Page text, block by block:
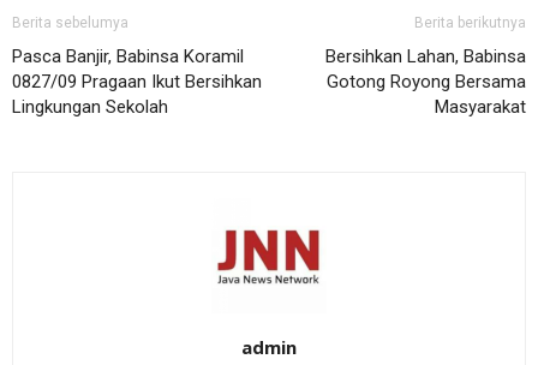
Berita sebelumya
Pasca Banjir, Babinsa Koramil
0827/09 Pragaan Ikut Bersihkan
Lingkungan Sekolah
Berita berikutnya
Bersihkan Lahan, Babinsa
Gotong Royong Bersama
Masyarakat
admin